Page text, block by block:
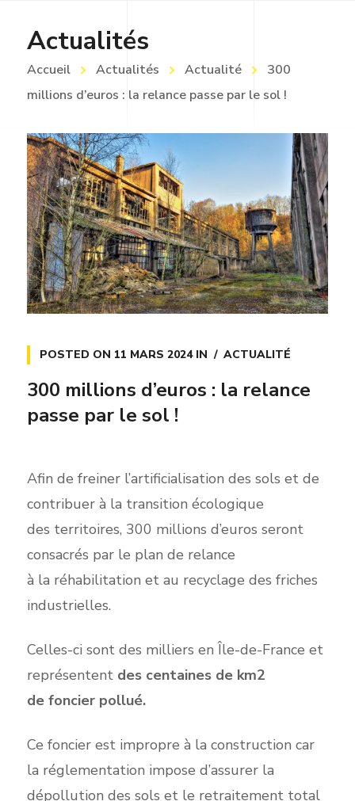
Actualités
Accueil Actualités Actualité
300
millions d’euros : la relance passe par le sol !
POSTED ON 11 MARS 2024IN ACTUALITÉ
300 millions d’euros : la relance
passe par le sol !
Afin de freiner l’artificialisation des sols et de
contribuer à la transition écologique
des territoires, 300 millions d’euros seront
consacrés par le plan de relance
à la réhabilitation et au recyclage des friches
industrielles.
Celles-ci sont des milliers en Île-de-France et
représentent des centaines de km2
de foncier pollué.
Ce foncier est impropre à la construction car
la réglementation impose d’assurer la
dépollution des sols et le retraitement total